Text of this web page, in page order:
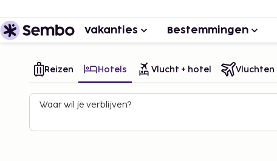
Vakanties Bestemmingen
Reizen Hotels Vlucht + hotel Vluchten
Waar wil je verblijven?